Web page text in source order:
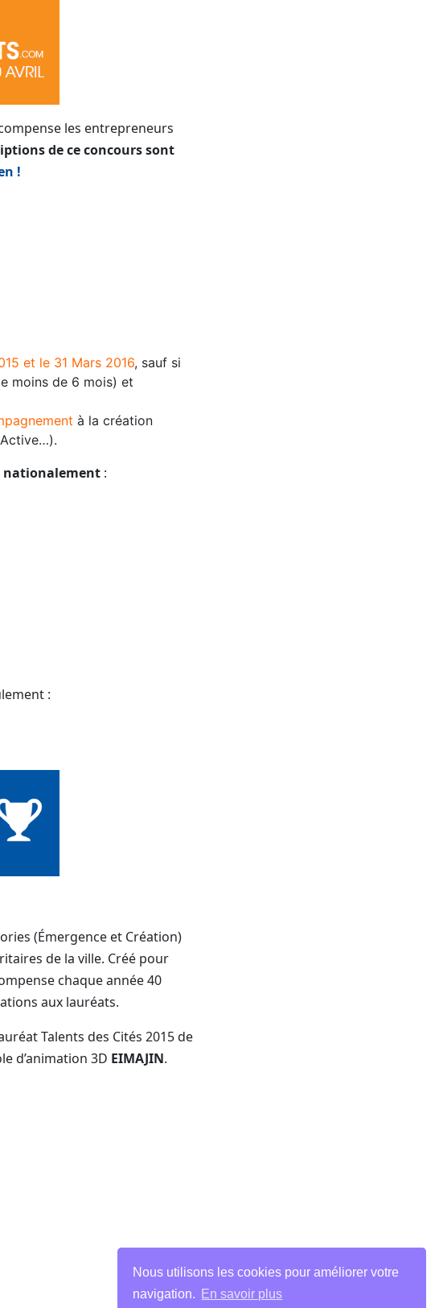
les entrepreneurs
de ce concours sont
!
et le 31 Mars 2016, sauf si
moins de 6 mois) et
à la création
Active…).
nationalement :
:
(Émergence et Création)
de la ville. Créé pour
chaque année 40
aux lauréats.
Talents des Cités 2015 de
d’animation 3D EIMAJIN.
Nous utilisons les cookies pour améliorer votre
navigation.
En savoir plus